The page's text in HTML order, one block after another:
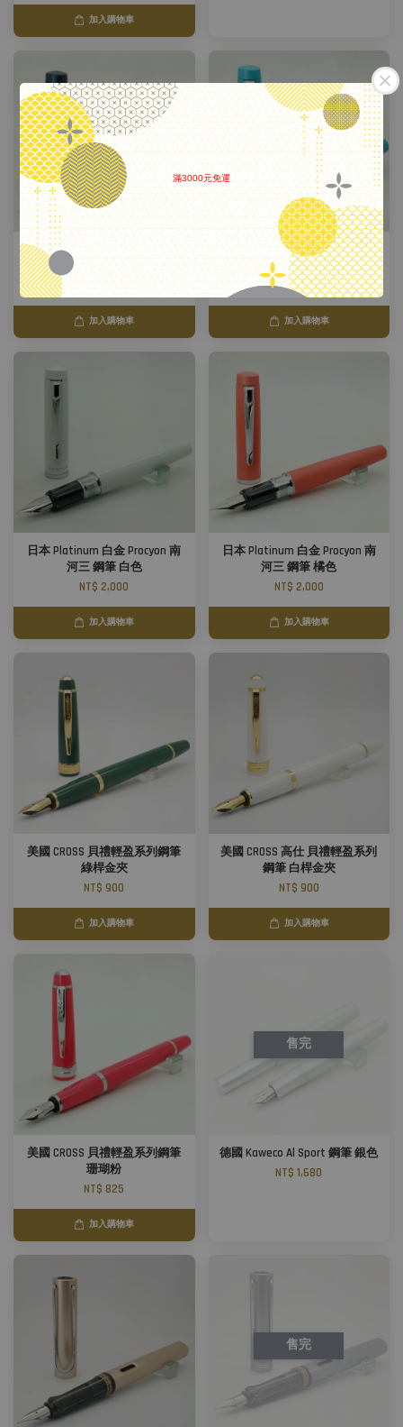
滿3000元免運
加入購物車
日本 Platinum 白金 Procyon 南
河三 鋼筆 深藍色
NT$ 2,000
加入購物車
日本 Platinum 白金 Procyon 南
河三 鋼筆 淺藍色
NT$ 2,500
加入購物車
日本 Platinum 白金 Procyon 南
河三 鋼筆 白色
NT$ 2,000
加入購物車
日本 Platinum 白金 Procyon 南
河三 鋼筆 橘色
NT$ 2,000
加入購物車
美國 CROSS 貝禮輕盈系列鋼筆
綠桿金夾
NT$ 900
加入購物車
美國 CROSS 高仕 貝禮輕盈系列
鋼筆 白桿金夾
NT$ 900
加入購物車
美國 CROSS 貝禮輕盈系列鋼筆
珊瑚粉
NT$ 825
加入購物車
售完
德國 Kaweco Al Sport 鋼筆 銀色
NT$ 1,680
售完